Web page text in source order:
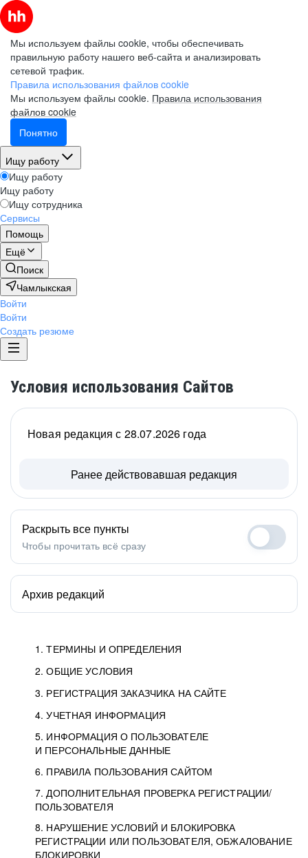
Мы используем файлы cookie, чтобы обеспечивать
правильную работу нашего веб-сайта и анализировать
сетевой трафик.
Правила использования файлов cookie
Мы используем файлы cookie. Правила использования
файлов cookie
Понятно
Ищу работу
Ищу работу
Ищу работу
Ищу сотрудника
Сервисы
Помощь
Ещё
Поиск
Чамлыкская
Войти
Войти
Создать резюме
Условия использования Сайтов
1. ТЕРМИНЫ И ОПРЕДЕЛЕНИЯ
2. ОБЩИЕ УСЛОВИЯ
3. РЕГИСТРАЦИЯ ЗАКАЗЧИКА НА САЙТЕ
4. УЧЕТНАЯ ИНФОРМАЦИЯ
5. ИНФОРМАЦИЯ О ПОЛЬЗОВАТЕЛЕ
И ПЕРСОНАЛЬНЫЕ ДАННЫЕ
6. ПРАВИЛА ПОЛЬЗОВАНИЯ САЙТОМ
7. ДОПОЛНИТЕЛЬНАЯ ПРОВЕРКА РЕГИСТРАЦИИ/
ПОЛЬЗОВАТЕЛЯ
8. НАРУШЕНИЕ УСЛОВИЙ И БЛОКИРОВКА
РЕГИСТРАЦИИ ИЛИ ПОЛЬЗОВАТЕЛЯ, ОБЖАЛОВАНИЕ
БЛОКИРОВКИ
Новая редакция с 28.07.2026 года
Ранее действовавшая редакция
Раскрыть все пункты
Чтобы прочитать всё сразу
Архив редакций